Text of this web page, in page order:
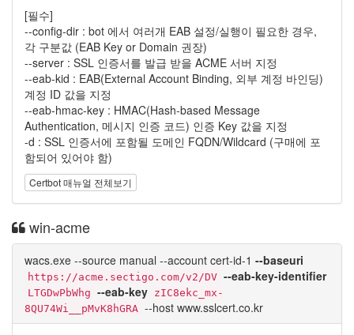
[필수]
--config-dir : bot 에서 여러개 EAB 설정/실행이 필요한 경우,
각 구분값 (EAB Key or Domain 권장)
--server : SSL 인증서를 발급 받을 ACME 서버 지정
--eab-kid : EAB(External Account Binding, 외부 계정 바인딩)
계정 ID 값을 지정
--eab-hmac-key : HMAC(Hash-based Message
Authentication, 메시지 인증 코드) 인증 Key 값을 지정
-d : SSL 인증서에 포함될 도메인 FQDN/Wildcard (구매에 포
함되어 있어야 함)
Certbot 매뉴얼 전체보기
win-acme
wacs.exe --source manual --account cert-id-1 --baseuri
https://acme.sectigo.com/v2/DV --eab-key-identifier
LTGDwPbWhg --eab-key zIC8ekc_mx-
8QU74Wi__pMvK8hGRA --host www.sslcert.co.kr